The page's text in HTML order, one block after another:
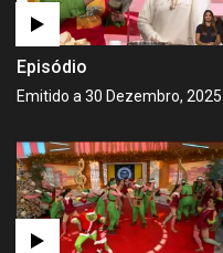
Episódio
Emitido a 30 Dezembro, 2025